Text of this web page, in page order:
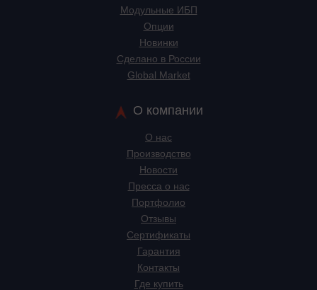
Модульные ИБП
Опции
Новинки
Сделано в России
Global Market
О компании
О нас
Производство
Новости
Пресса о нас
Портфолио
Отзывы
Сертификаты
Гарантия
Контакты
Где купить